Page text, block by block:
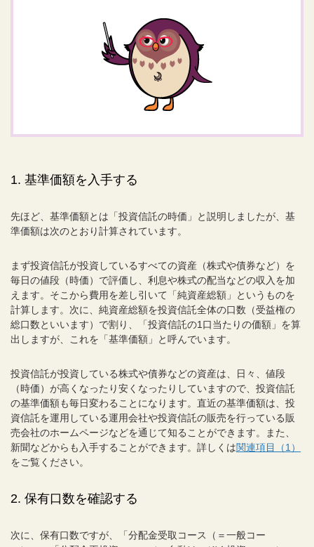
1. 基準価額を入手する
先ほど、基準価額とは「投資信託の時価」と説明しましたが、基
準価額は次のとおり計算されています。
まず投資信託が投資しているすべての資産（株式や債券など）を
毎日の値段（時価）で評価し、利息や株式の配当などの収入を加
えます。そこから費用を差し引いて「純資産総額」というものを
計算します。次に、純資産総額を投資信託全体の口数（受益権の
総口数といいます）で割り、「投資信託の1口当たりの価額」を算
出しますが、これを「基準価額」と呼んでいます。
投資信託が投資している株式や債券などの資産は、日々、値段
（時価）が高くなったり安くなったりしていますので、投資信託
の基準価額も毎日変わることになります。直近の基準価額は、投
資信託を運用している運用会社や投資信託の販売を行っている販
売会社のホームページなどを通じて知ることができます。また、
新聞などからも入手することができます。詳しくは関連項目（1）
をご覧ください。
2. 保有口数を確認する
次に、保有口数ですが、「分配金受取コース（＝一般コー